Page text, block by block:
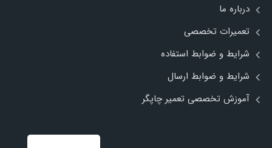
درباره ما
تعمیرات تخصصی
شرایط و ضوابط استفاده
شرایط و ضوابط ارسال
آموزش تخصصی تعمیر چاپگر